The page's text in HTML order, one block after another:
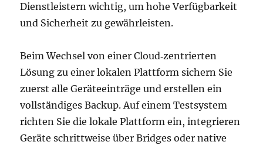
Dienstleistern wichtig, um hohe Verfügbarkeit
und Sicherheit zu gewährleisten.
Beim Wechsel von einer Cloud‑zentrierten
Lösung zu einer lokalen Plattform sichern Sie
zuerst alle Geräteeinträge und erstellen ein
vollständiges Backup. Auf einem Testsystem
richten Sie die lokale Plattform ein, integrieren
Geräte schrittweise über Bridges oder native